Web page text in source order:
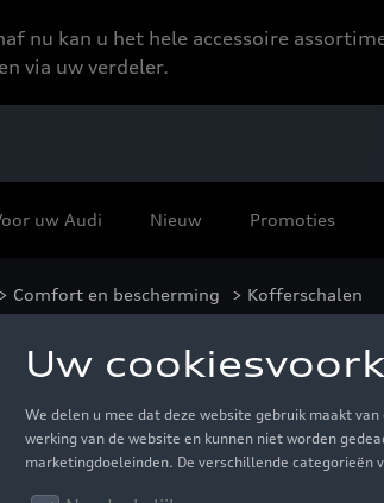
nu kan u het hele accessoire
via uw verdeler.
uw Audi Nieuw Promoties
> Comfort en bescherming > Kofferschalen
(Alles